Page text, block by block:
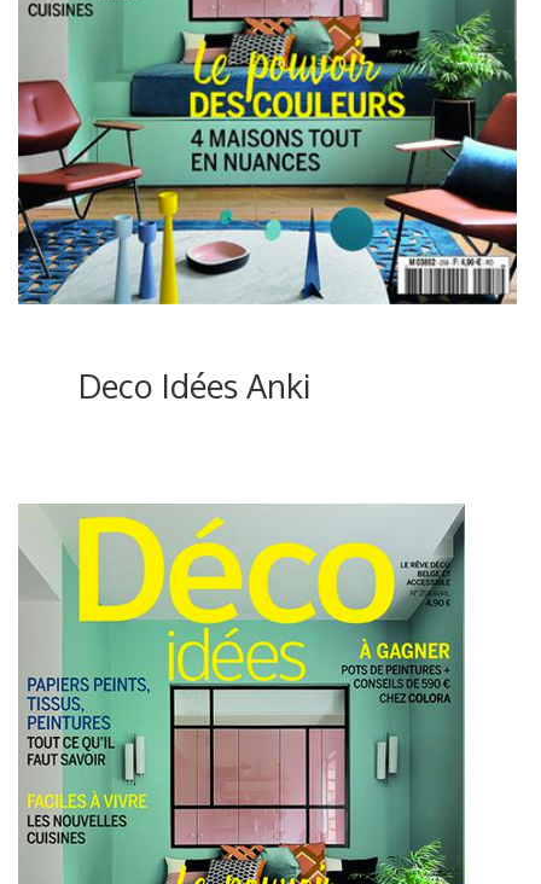
Deco Idées Anki